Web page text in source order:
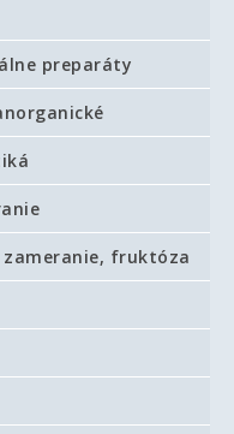
preparáty
zameranie, fruktóza